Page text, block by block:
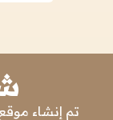
تم إنشاء